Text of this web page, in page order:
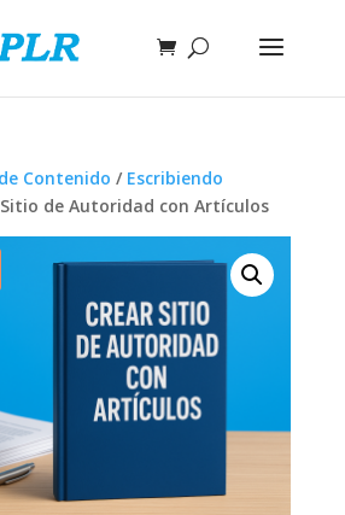
Contenido / Escribiendo
de Autoridad con Artículos